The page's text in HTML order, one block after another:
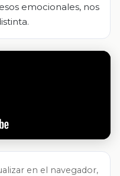
emocionales, nos
en el navegador,